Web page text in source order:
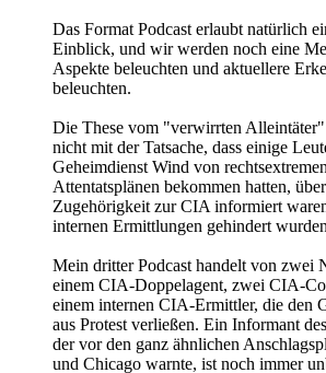
Das Format Podcast erlaubt natürlich
Einblick, und wir werden noch eine
Aspekte beleuchten und aktuellere
beleuchten.
Die These vom "verwirrten
nicht mit der Tatsache, dass einige
Geheimdienst Wind von rechtsextremen
Attentatsplänen bekommen hatten,
Zugehörigkeit zur CIA informiert
internen Ermittlungen gehindert
Mein dritter Podcast handelt von zwei
einem CIA-Doppelagent, zwei CIA-
einem internen CIA-Ermittler, die den
aus Protest verließen. Ein Informant
der vor den ganz ähnlichen
und Chicago warnte, ist noch immer